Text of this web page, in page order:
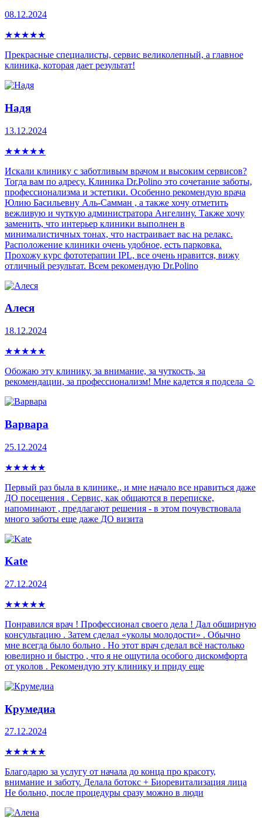
08.12.2024
★★★★★
Прекрасные специалисты, сервис великолепный, а главное
клиника, которая дает результат!
Надя
13.12.2024
★★★★★
Искали клинику с заботливым врачом и высоким сервисов?
Тогда вам по адресу. Клиника Dr.Polino это сочетание заботы,
профессионализма и эстетики. Особенно рекомендую врача
Юлию Басильевну Аль-Самман , а также хочу отметить
вежливую и чуткую администратора Ангелину. Также хочу
заменить, что интерьер клиники выполнен в
минималистичных тонах, что настраивает вас на релакс.
Расположение клиники очень удобное, есть парковка.
Прохожу курс фототерапии IPL, все очень нравится, вижу
отличный результат. Всем рекомендую Dr.Polino
Алеся
18.12.2024
★★★★★
Обожаю эту клинику, за внимание, за чуткость, за
рекомендации, за профессионализм! Мне кадется я подсела ☺️
Варвара
25.12.2024
★★★★★
Первый раз была в клинике., и мне начало все нравиться даже
ДО посещения . Сервис, как общаются в переписке,
напоминают , предлагают решения - в этом почувствовала
много заботы еще даже ДО визита
Kate
27.12.2024
★★★★★
Понравился врач ! Профессионал своего дела ! Дал обширную
консультацию . Затем сделал «уколы молодости» . Обычно
мне всегда было больно . Но этот врач сделал всё настолько
ювелирно и быстро , что я не ощутила особого дискомфорта
от уколов . Рекомендую эту клинику и приду еще
Крумедиа
27.12.2024
★★★★★
Благодарю за услугу от начала до конца про красоту,
внимание и заботу. Делала ботокс + Биоревитализация лица
Не больно, после процедуры сразу можно в люди